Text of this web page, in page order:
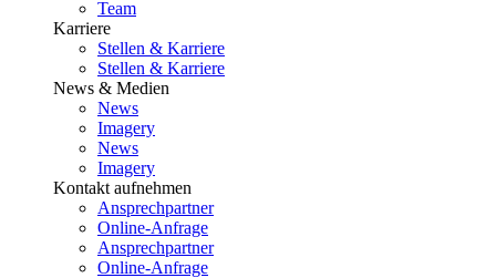
Team
Karriere
Stellen & Karriere
Stellen & Karriere
News & Medien
News
Imagery
News
Imagery
Kontakt aufnehmen
Ansprechpartner
Online-Anfrage
Ansprechpartner
Online-Anfrage